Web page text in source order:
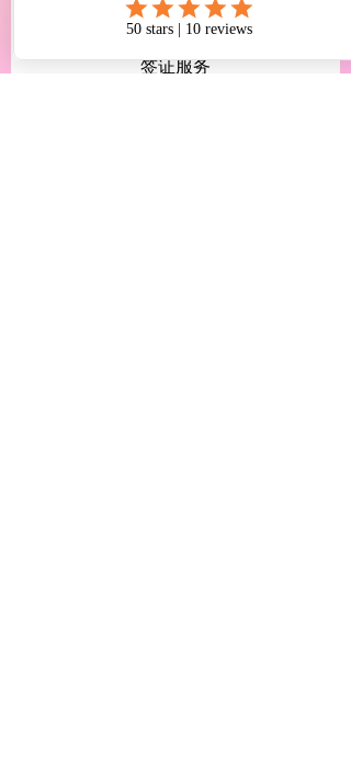
高中申请 * 公立转私立高中
* 大学转学及转专业  * 留学生移民及
签证服务